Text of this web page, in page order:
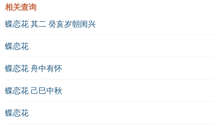
相关查询
蝶恋花 其二 癸亥岁朝闺兴
蝶恋花
蝶恋花 舟中有怀
蝶恋花 己巳中秋
蝶恋花